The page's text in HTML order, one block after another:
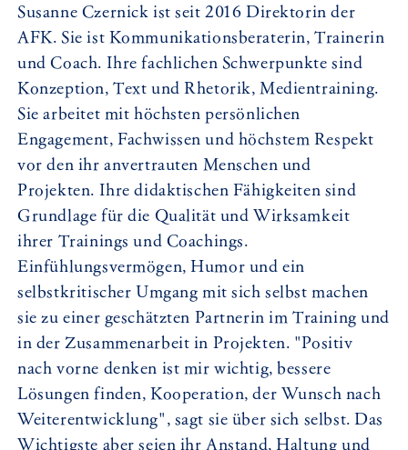
Susanne Czernick ist seit 2016 Direktorin der
AFK. Sie ist Kommunikationsberaterin, Trainerin
und Coach. Ihre fachlichen Schwerpunkte sind
Konzeption, Text und Rhetorik, Medientraining.
Sie arbeitet mit höchsten persönlichen
Engagement, Fachwissen und höchstem Respekt
vor den ihr anvertrauten Menschen und
Projekten. Ihre didaktischen Fähigkeiten sind
Grundlage für die Qualität und Wirksamkeit
ihrer Trainings und Coachings.
Einfühlungsvermögen, Humor und ein
selbstkritischer Umgang mit sich selbst machen
sie zu einer geschätzten Partnerin im Training und
in der Zusammenarbeit in Projekten. "Positiv
nach vorne denken ist mir wichtig, bessere
Lösungen finden, Kooperation, der Wunsch nach
Weiterentwicklung", sagt sie über sich selbst. Das
Wichtigste aber seien ihr Anstand, Haltung und